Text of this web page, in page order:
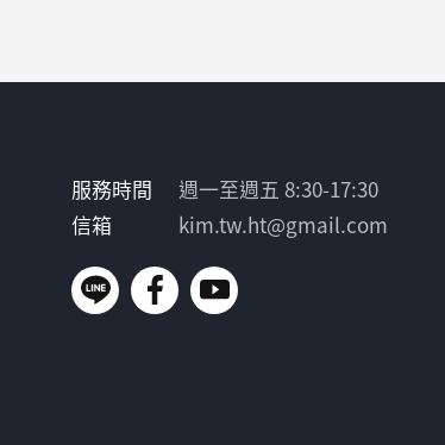
服務時間
週一至週五 8:30-17:30
信箱
kim.tw.ht@gmail.com